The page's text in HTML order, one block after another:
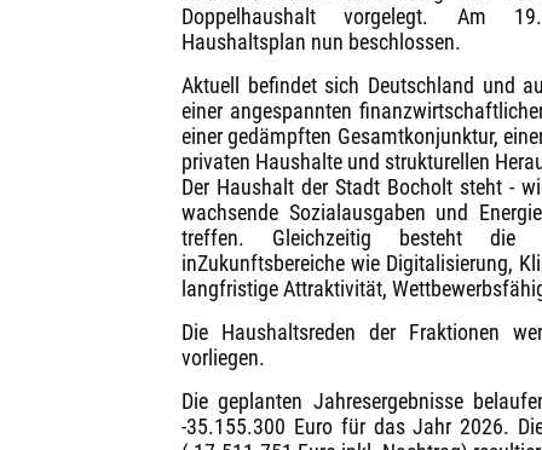
Doppelhaushalt vorgelegt. Am
Haushaltsplan nun beschlossen.
Aktuell befindet sich Deutschland und
einer angespannten
einer gedämpften Gesamtkonjunktur,
privaten Haushalte und strukturellen
Der Haushalt der Stadt Bocholt steht -
wachsende Sozialausgaben und
treffen. Gleichzeitig besteht die
inZukunftsbereiche wie Digitalisierung,
langfristige Attraktivität,
Die Haushaltsreden der Fraktionen
vorliegen.
Die geplanten Jahresergebnisse
-35.155.300 Euro für das Jahr 2026.